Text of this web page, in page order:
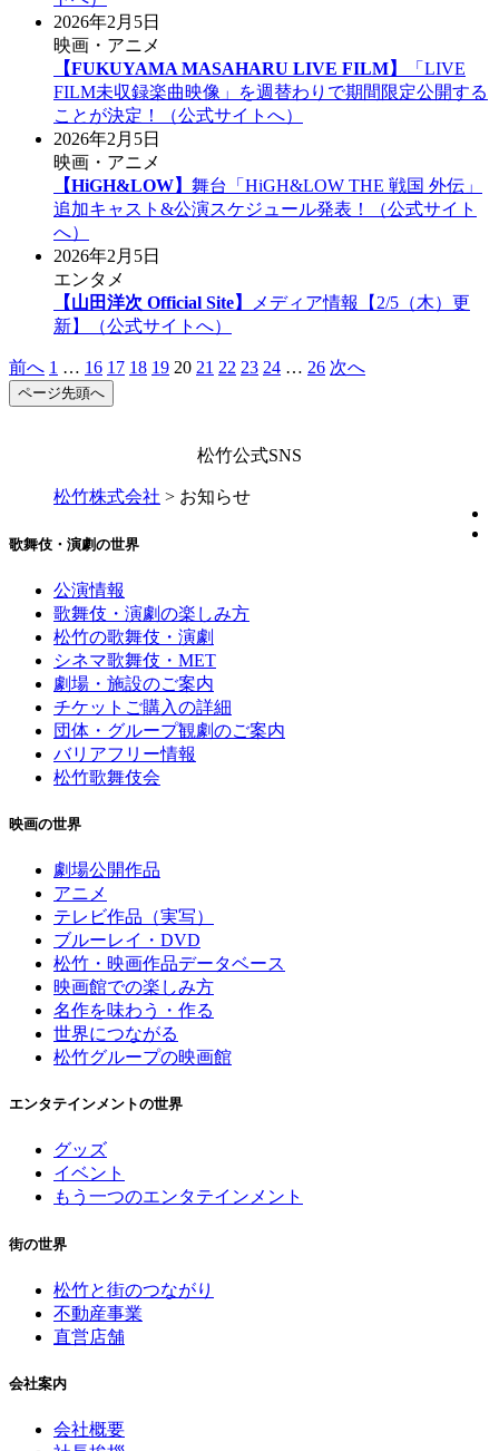
2026年2月5日
映画・アニメ
【FUKUYAMA MASAHARU LIVE FILM】
「LIVE
FILM未収録楽曲映像」を週替わりで期間限定公開する
ことが決定！（公式サイトへ）
2026年2月5日
映画・アニメ
【HiGH&LOW】 舞台「HiGH&LOW THE 戦国 外伝」
追加キャスト&公演スケジュール発表！（公式サイト
へ）
2026年2月5日
エンタメ
【山田洋次 Official Site】
メディア情報【2/5（木）更
新】（公式サイトへ）
前へ 1 … 16 17 18 19 20 21 22 23 24 … 26 次へ
ページ先頭へ
松竹公式SNS
松竹株式会社 > お知らせ
歌舞伎・演劇の世界
公演情報
歌舞伎・演劇の楽しみ方
松竹の歌舞伎・演劇
シネマ歌舞伎・MET
劇場・施設のご案内
チケットご購入の詳細
団体・グループ観劇のご案内
バリアフリー情報
松竹歌舞伎会
映画の世界
劇場公開作品
アニメ
テレビ作品（実写）
ブルーレイ・DVD
松竹・映画作品データベース
映画館での楽しみ方
名作を味わう・作る
世界につながる
松竹グループの映画館
エンタテインメントの世界
グッズ
イベント
もう一つのエンタテインメント
街の世界
松竹と街のつながり
不動産事業
直営店舗
会社案内
会社概要